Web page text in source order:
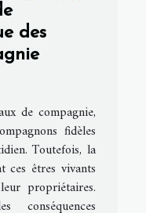
des
de compagnie,
fidèles
Toutefois, la
ces êtres vivants
propriétaires.